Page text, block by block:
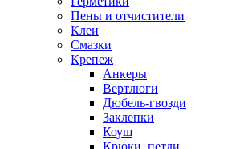
Пены и отчистители
Клеи
Смазки
Крепеж
Анкеры
Вертлюги
Дюбель-гвозди
Заклепки
Коуш
Крюки, петли